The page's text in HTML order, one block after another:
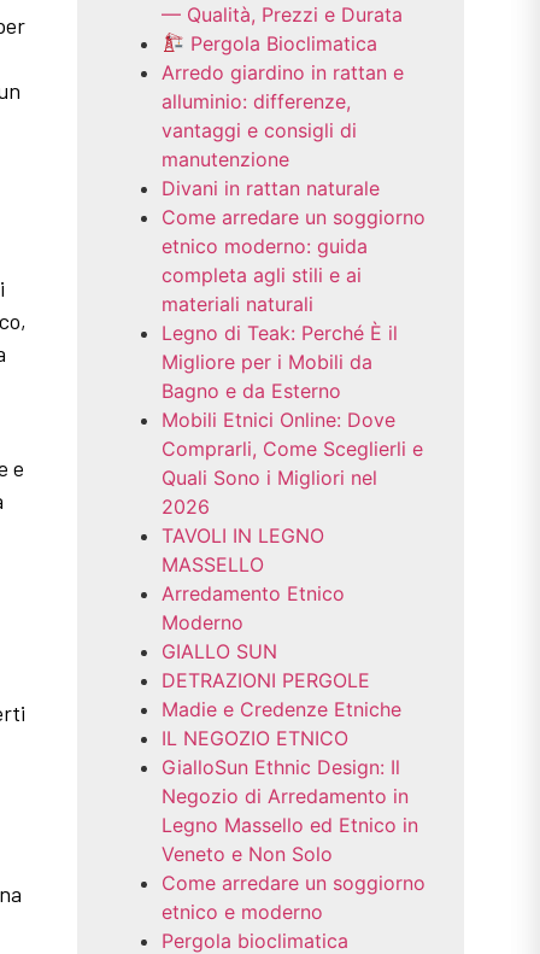
e
— Qualità, Prezzi e Durata
Pergola Bioclimatica
Arredo giardino in rattan e
alluminio: differenze,
vantaggi e consigli di
manutenzione
Divani in rattan naturale
Come arredare un soggiorno
etnico moderno: guida
completa agli stili e ai
materiali naturali
Legno di Teak: Perché È il
Migliore per i Mobili da
Bagno e da Esterno
Mobili Etnici Online: Dove
Comprarli, Come Sceglierli e
Quali Sono i Migliori nel
2026
TAVOLI IN LEGNO
MASSELLO
Arredamento Etnico
Moderno
GIALLO SUN
DETRAZIONI PERGOLE
Madie e Credenze Etniche
IL NEGOZIO ETNICO
GialloSun Ethnic Design: Il
Negozio di Arredamento in
Legno Massello ed Etnico in
Veneto e Non Solo
Come arredare un soggiorno
etnico e moderno
Pergola bioclimatica